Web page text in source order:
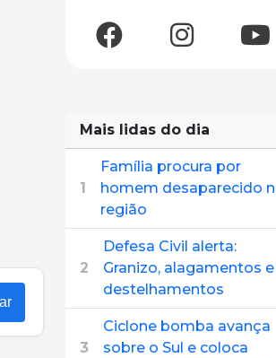
Mais lidas do dia
1
Família procura por
homem desaparecido
região
2
Defesa Civil alerta:
Granizo, alagamentos e
destelhamentos
3
Ciclone bomba avança
sobre o Sul e coloca